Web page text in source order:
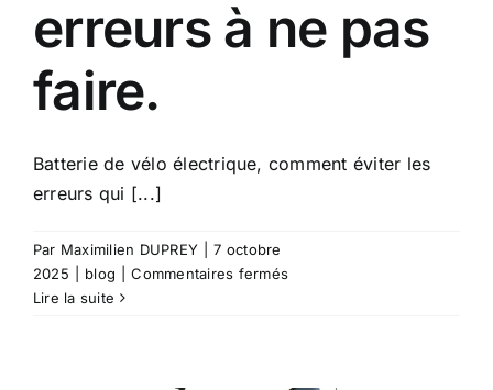
erreurs à ne pas
faire.
Batterie de vélo électrique, comment éviter les
erreurs qui [...]
Par Maximilien DUPREY
7 octobre
2025
blog Commentaires ferméssur
Lire la suite